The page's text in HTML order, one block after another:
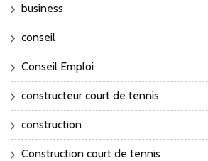
business
conseil
Conseil Emploi
constructeur court de tennis
construction
Construction court de tennis